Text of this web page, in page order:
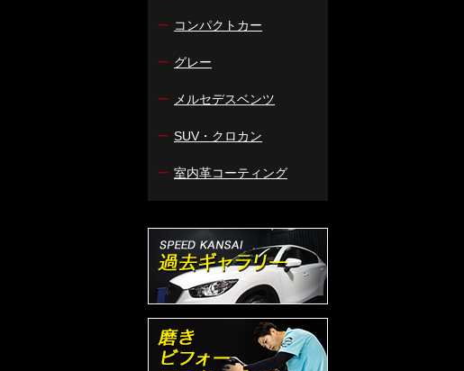
ー コンパクトカー
ー グレー
ー メルセデスベンツ
ー SUV・クロカン
ー 室内革コーティング